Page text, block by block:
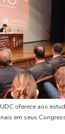
oferece aos
em seus